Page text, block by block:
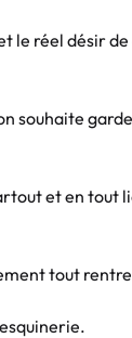
le réel désir
souhaite
et en tout
tout